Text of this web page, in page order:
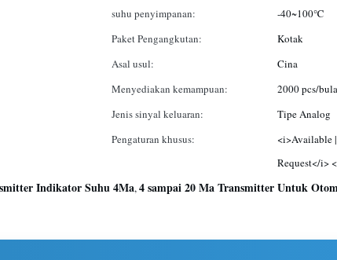
suhu penyimpanan:
-40~100℃
Paket Pengangkutan:
Kotak
Asal usul:
Cina
Menyediakan kemampuan:
2000 pcs/
Jenis sinyal keluaran:
Tipe Analog
Pengaturan khusus:
<i>Available
Request</i>
Indikator Suhu 4Ma,4 sampai 20 Ma Transmitter Untuk